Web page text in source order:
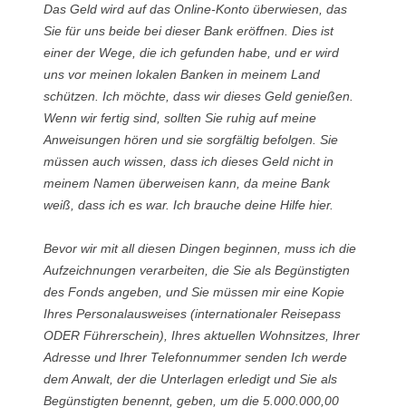
Das Geld wird auf das Online-Konto überwiesen, das
Sie für uns beide bei dieser Bank eröffnen. Dies ist
einer der Wege, die ich gefunden habe, und er wird
uns vor meinen lokalen Banken in meinem Land
schützen. Ich möchte, dass wir dieses Geld genießen.
Wenn wir fertig sind, sollten Sie ruhig auf meine
Anweisungen hören und sie sorgfältig befolgen. Sie
müssen auch wissen, dass ich dieses Geld nicht in
meinem Namen überweisen kann, da meine Bank
weiß, dass ich es war. Ich brauche deine Hilfe hier.
Bevor wir mit all diesen Dingen beginnen, muss ich die
Aufzeichnungen verarbeiten, die Sie als Begünstigten
des Fonds angeben, und Sie müssen mir eine Kopie
Ihres Personalausweises (internationaler Reisepass
ODER Führerschein), Ihres aktuellen Wohnsitzes, Ihrer
Adresse und Ihrer Telefonnummer senden Ich werde
dem Anwalt, der die Unterlagen erledigt und Sie als
Begünstigten benennt, geben, um die 5.000.000,00